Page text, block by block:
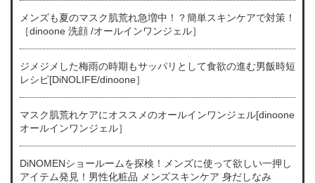
メンズも夏のマスク肌荒れ急増中！？簡単スキンケアで対策！
［dinoone 洗顔 /オールインワンジェル］
ジメジメした梅雨の時期もサッパリとして食欲の進む男飯時短
レシピ[DiNOLIFE/dinoone］
マスク肌荒れケアにオススメのオールインワンジェル[dinoone
オールインワンジェル］
DiNOMENショールームを探検！メンズに使って欲しい一押し
アイテム発見！男性化粧品 メンズスキンケア 身だしなみ